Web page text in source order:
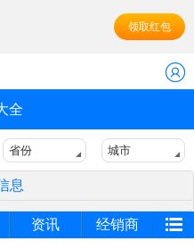
领取红包
全
省份 城市
息
资讯 经销商